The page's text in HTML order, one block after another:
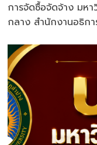
การจัดซื้อจัดจ้าง มห
กลาง สำนักงานอธิก